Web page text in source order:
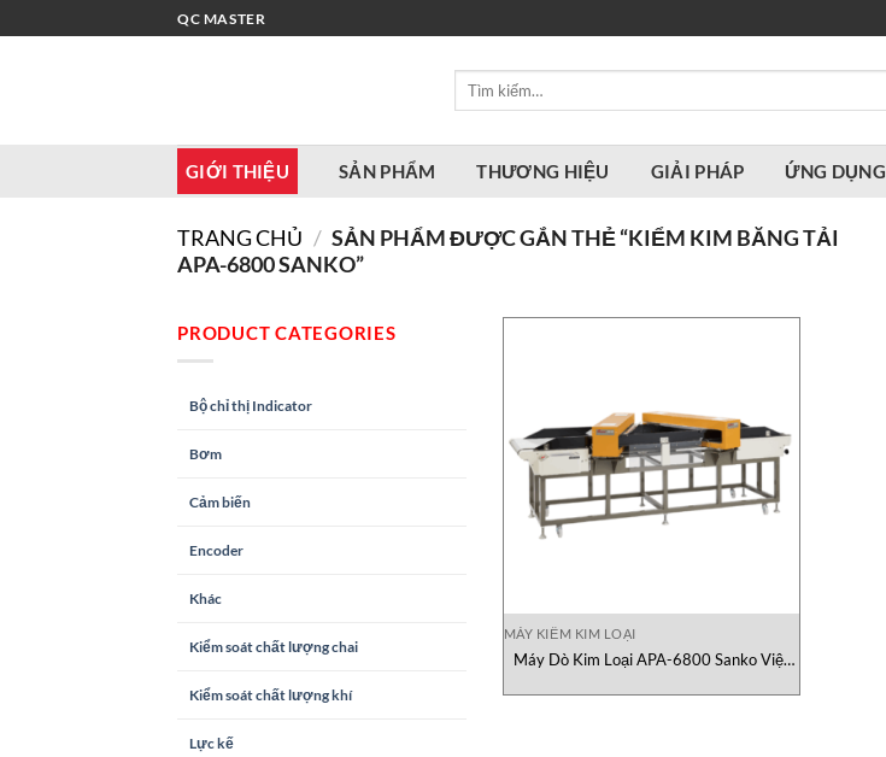
qua
QC MASTER
Tìm
GIỚI THIỆU SẢN PHẨM THƯƠNG HIỆU GIẢI PHÁP ỨNG DỤNG
TRANG CHỦ / SẢN PHẨM ĐƯỢC GẮN THẺ “KIỂM KIM BĂNG TẢI
APA-6800 SANKO”
PRODUCT CATEGORIES
Bộ chỉ thị Indicator
Bơm
Cảm biến
Encoder
Khác
Kiểm soát chất lượng chai
Kiểm soát chất lượng khí
Lực kế
MÁY KIỂM KIM LOẠI
Máy Dò Kim Loại APA-6800 Sanko Việt